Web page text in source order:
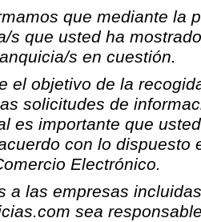
que mediante la
s que usted ha
s en cuestión.
el objetivo de la
solicitudes de
es importante que
con lo
Electrónico.
a las empresas
sea